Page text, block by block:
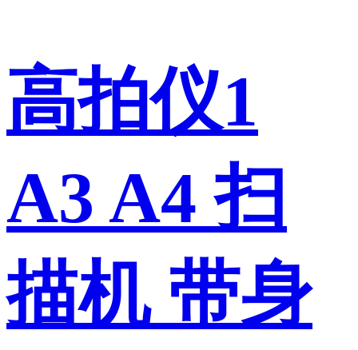
高拍仪1
A3 A4 扫
描机 带身